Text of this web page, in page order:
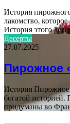
История
лакомство,
История этого
Десерты
27.07.2025
Пирожное
История Пирожное
богатой
придуманы во